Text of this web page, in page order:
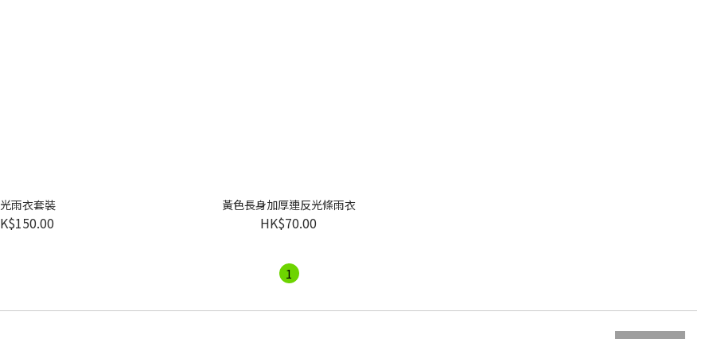
雨衣套裝 黃色長身加厚連反光條雨衣
HK$70.00
1